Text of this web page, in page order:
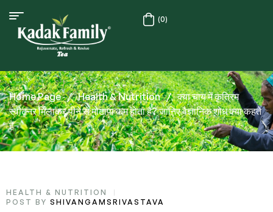
(0)
Home Page / Health & Nutrition / क्या चाय में कृत्रिम
स्वीटनर मिलाकर पीने से मोटापा कम होता है? जानिए वैज्ञानिक शोध क्या कहते
हैं
HEALTH & NUTRITION
POST BY SHIVANGAMSRIVASTAVA